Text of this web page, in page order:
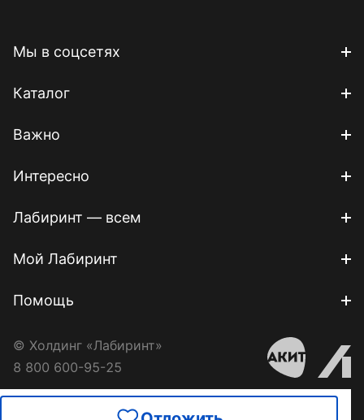
Мы в соцсетях
Каталог
Важно
Интересно
Лабиринт — всем
Мой Лабиринт
Помощь
© Холдинг «Лабиринт»
8 800 600-95-25